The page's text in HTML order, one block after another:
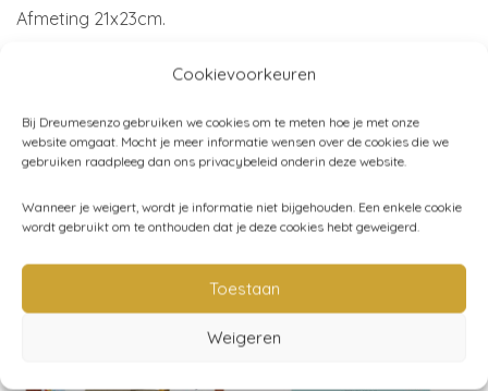
Cookievoorkeuren
Bij Dreumesenzo gebruiken we cookies om te meten hoe je met onze
website omgaat. Mocht je meer informatie wensen over de cookies die we
gebruiken raadpleeg dan ons privacybeleid onderin deze website.
Wanneer je weigert, wordt je informatie niet bijgehouden. Een enkele cookie
wordt gebruikt om te onthouden dat je deze cookies hebt geweigerd.
Toestaan
Weigeren
Afmeting 21x23cm.
Artikelnummer:dj08884
Gerelateerde producten